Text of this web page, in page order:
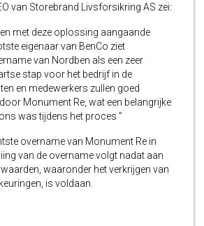
van Storebrand Livsforsikring AS zei:
met deze oplossing aangaande
eigenaar van BenCo ziet
van Nordben als een zeer
stap voor het bedrijf in de
en medewerkers zullen goed
Monument Re, wat een belangrijke
was tijdens het proces ”
overname van Monument Re in
van de overname volgt nadat aan
waaronder het verkrijgen van
is voldaan.